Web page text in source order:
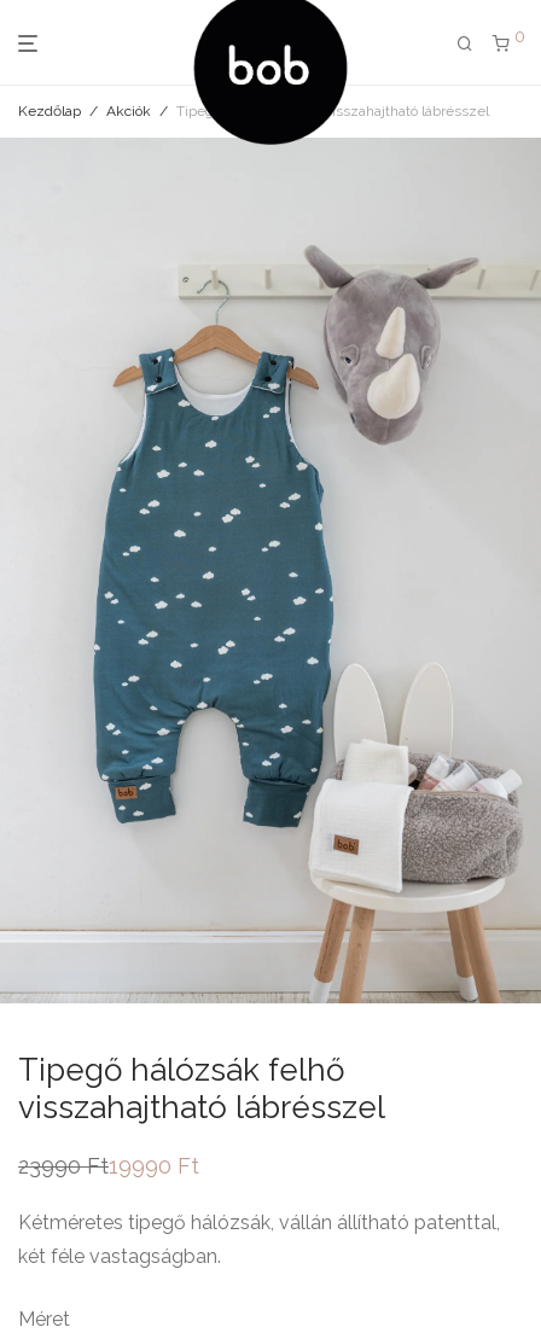
0
Kezdőlap / Akciók / Tipegő hálózsák felhő visszahajtható lábrésszel
Tipegő hálózsák felhő
visszahajtható lábrésszel
23990Ft
Original
23990 Ft.
19990 Ft
Current
19990 Ft.
Kétméretes tipegő hálózsák, vállán állítható patenttal,
két féle vastagságban.
Méret